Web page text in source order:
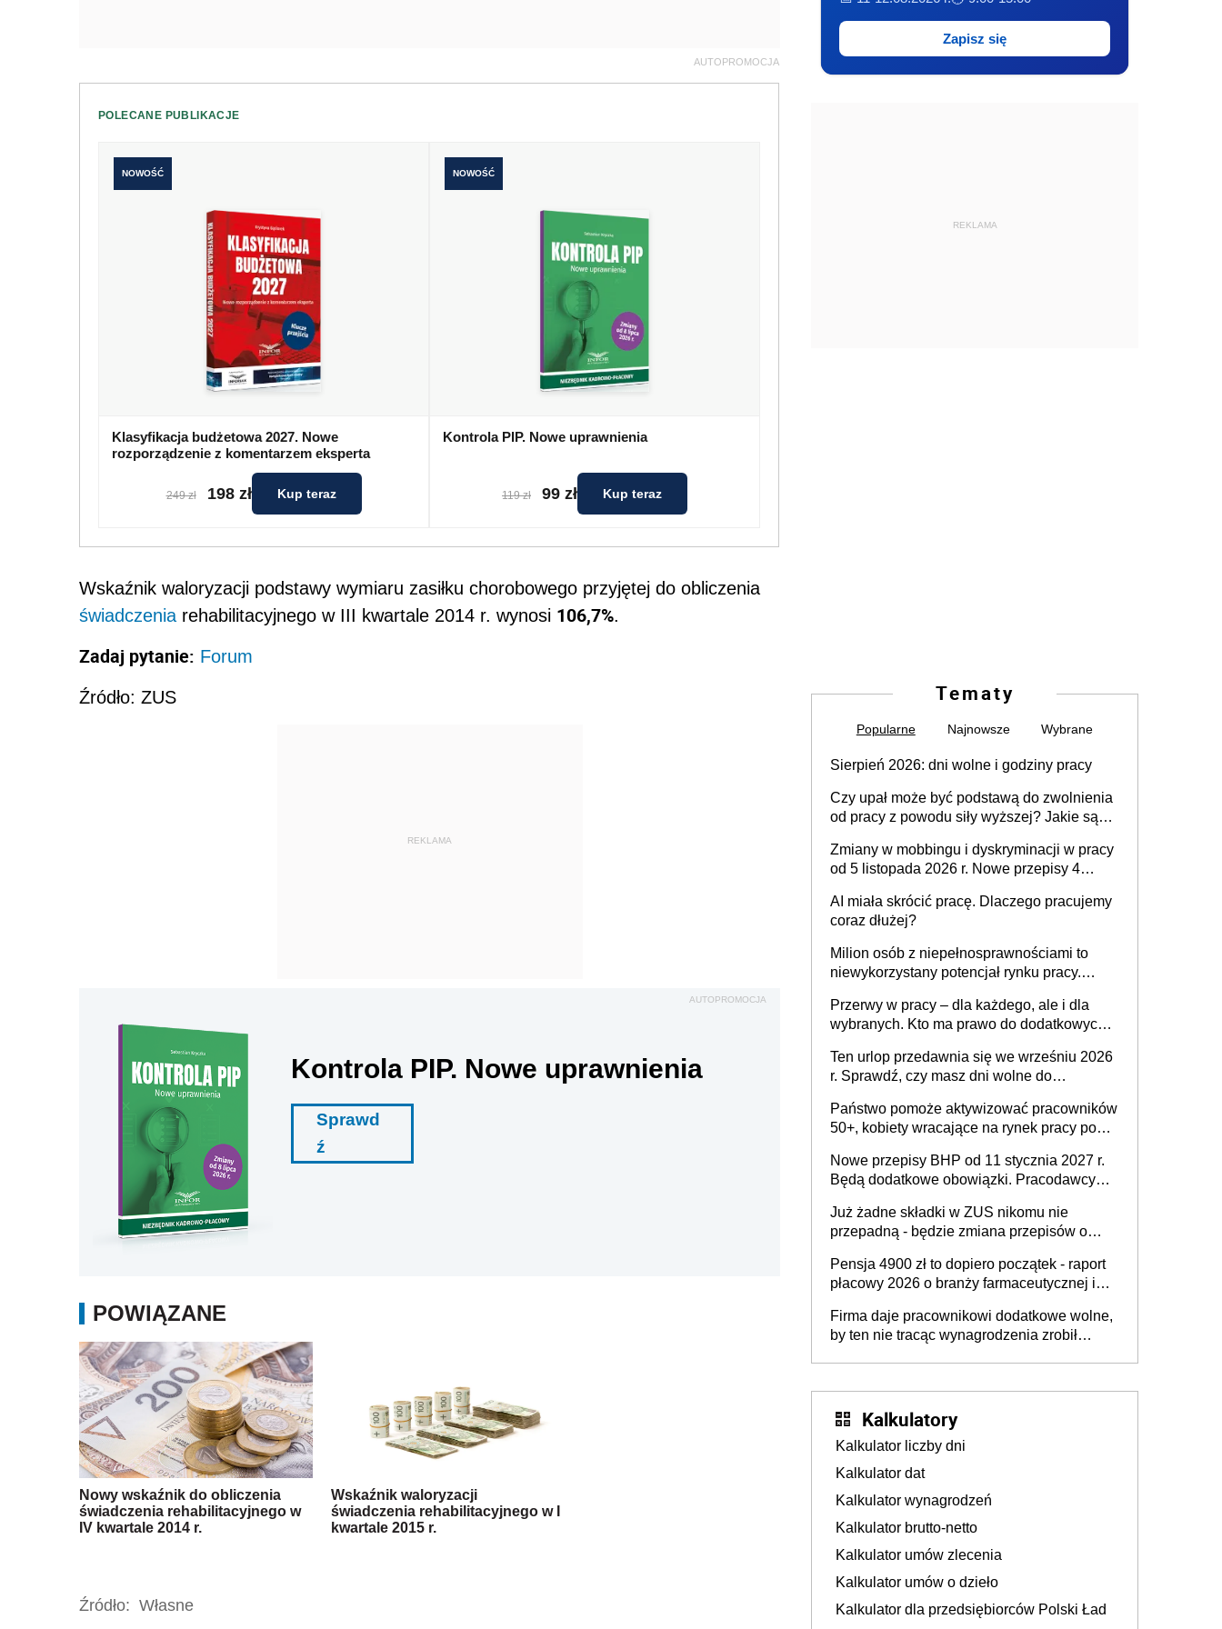
AUTOPROMOCJA
POLECANE PUBLIKACJE
NOWOŚĆ
Klasyfikacja budżetowa 2027. Nowe
rozporządzenie z komentarzem eksperta
249 zł 198 zł Kup teraz
NOWOŚĆ
Kontrola PIP. Nowe uprawnienia
119 zł 99 zł Kup teraz
Wskaźnik waloryzacji podstawy wymiaru zasiłku chorobowego przyjętej do obliczenia
świadczenia rehabilitacyjnego w III kwartale 2014 r. wynosi 106,7%.
Zadaj pytanie: Forum
Źródło: ZUS
REKLAMA
AUTOPROMOCJA
Kontrola PIP. Nowe uprawnienia
Sprawd
ź
POWIĄZANE
Nowy wskaźnik do obliczenia
świadczenia rehabilitacyjnego w
IV kwartale 2014 r.
Wskaźnik waloryzacji
świadczenia rehabilitacyjnego w I
kwartale 2015 r.
Źródło: Własne
Zapisz się
REKLAMA
Tematy
Popularne Najnowsze Wybrane
Sierpień 2026: dni wolne i godziny pracy
Czy upał może być podstawą do zwolnienia
od pracy z powodu siły wyższej? Jakie są
Zmiany w mobbingu i dyskryminacji w pracy
od 5 listopada 2026 r. Nowe przepisy 4
Ustaw
AI miała skrócić pracę. Dlaczego pracujemy
coraz dłużej?
Milion osób z niepełnosprawnościami to
niewykorzystany potencjał rynku pracy.
dofinansowań czy refundacji, ale bariery po
stronie systemu i świadomości
pracodawców [WYWIAD]
Przerwy w pracy – dla każdego, ale i dla
wybranych. Kto ma prawo do dodatkowych
Ten urlop przedawnia się we wrześniu 2026
r. Sprawdź, czy masz dni wolne do
Państwo pomoże aktywizować pracowników
50+, kobiety wracające na rynek pracy po
osoby neuroatypowe. Powstanie Fundusz
na rzecz Inkluzywności w Zatrudnianiu?
Nowe przepisy BHP od 11 stycznia 2027 r.
Będą dodatkowe obowiązki. Pracodawcy
Już żadne składki w ZUS nikomu nie
przepadną - będzie zmiana przepisów o
ubezpieczeniom społecznym
Pensja 4900 zł to dopiero początek - raport
płacowy 2026 o branży farmaceutycznej i
Firma daje pracownikowi dodatkowe wolne,
by ten nie tracąc wynagrodzenia zrobił
Kalkulatory
Kalkulator liczby dni
Kalkulator dat
Kalkulator wynagrodzeń
Kalkulator brutto-netto
Kalkulator umów zlecenia
Kalkulator umów o dzieło
Kalkulator dla przedsiębiorców Polski Ład